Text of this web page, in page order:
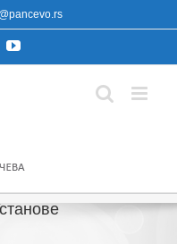
YouTube